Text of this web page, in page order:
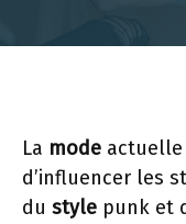
La mode actuelle
d’influencer les
du style punk et